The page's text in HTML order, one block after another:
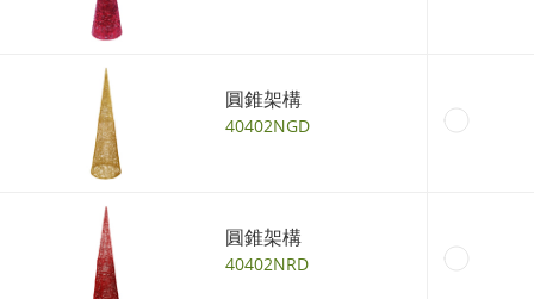
圓錐架構
40402NGD
圓錐架構
40402NRD